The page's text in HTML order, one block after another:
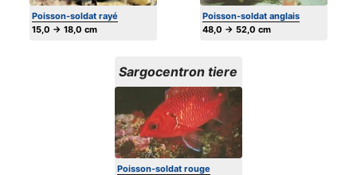
Poisson-soldat rayé
15,0 → 18,0 cm
Poisson-soldat anglais
48,0 → 52,0 cm
Sargocentron tiere
Poisson-soldat rouge